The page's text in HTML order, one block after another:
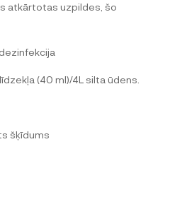
atkārtotas uzpildes, šo
(40 ml)/4L silta ūdens.
šķīdums